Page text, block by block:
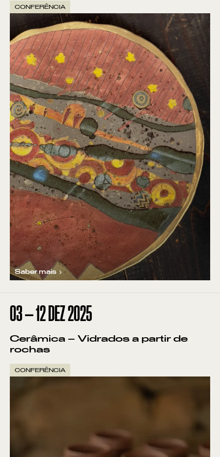
CONFERÊNCIA
Saber mais
03—12DEZ2025
Cerâmica – Vidrados a partir de
rochas
CONFERÊNCIA